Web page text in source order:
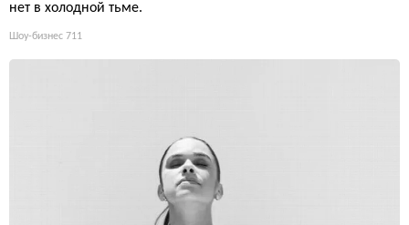
нет в холодной тьме.
Шоу-бизнес 711